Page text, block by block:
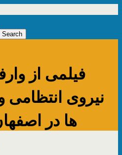
فیلمی از
نیروی
ها در اصفهان